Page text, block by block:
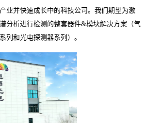
业并快速成长中的科技公司。我们期望为激
分析进行检测的整套器件&模块解决方案（气
列和光电探测器系列）。